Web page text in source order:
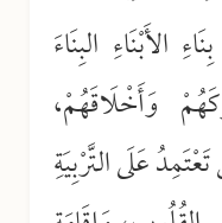
البِنَاءَ
وَأَخْلَاقَهُمْ،
عَلَى التَّرْبِيَةِ